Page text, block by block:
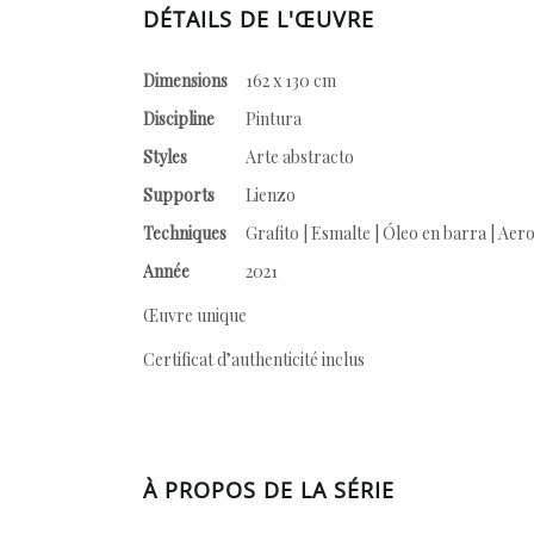
DÉTAILS DE L'ŒUVRE
Dimensions
162 x 130 cm
Discipline
Pintura
Styles
Arte abstracto
Supports
Lienzo
Techniques
Grafito | Esmalte | Óleo en barra |
Année
2021
Œuvre unique
Certificat d’authenticité inclus
À PROPOS DE LA SÉRIE